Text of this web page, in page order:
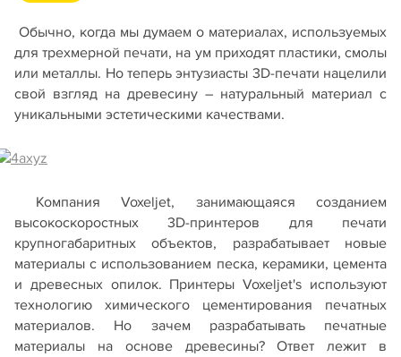
Обычно, когда мы думаем о материалах, используемых
для трехмерной печати, на ум приходят пластики, смолы
или металлы. Но теперь энтузиасты 3D-печати нацелили
свой взгляд на древесину – натуральный материал с
уникальными эстетическими качествами.
Компания Voxeljet, занимающаяся созданием
высокоскоростных 3D-принтеров для печати
крупногабаритных объектов, разрабатывает новые
материалы с использованием песка, керамики, цемента
и древесных опилок. Принтеры Voxeljet's используют
технологию химического цементирования печатных
материалов. Но зачем разрабатывать печатные
материалы на основе древесины? Ответ лежит в